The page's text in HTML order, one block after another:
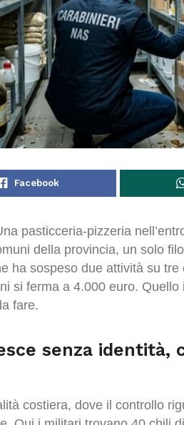
Facebook
pasticceria-pizzeria
della provincia, un solo
ha sospeso due attività su
si ferma a 4.000 euro.
fare.
senza identità,
costiera, dove il controllo